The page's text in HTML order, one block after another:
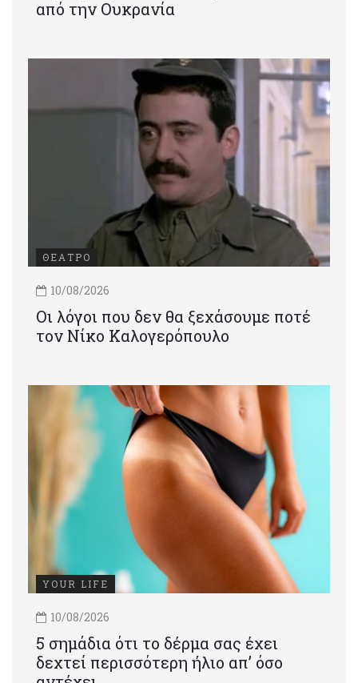
από την Ουκρανία
ΘΕΑΤΡΟ
10/08/2026
Οι λόγοι που δεν θα ξεχάσουμε ποτέ
τον Νίκο Καλογερόπουλο
YOUR LIFE
10/08/2026
5 σημάδια ότι το δέρμα σας έχει
δεχτεί περισσότερη ήλιο απ’ όσο